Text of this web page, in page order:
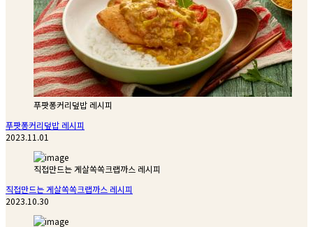
푸팟퐁커리덮밥 레시피
푸팟퐁커리덮밥 레시피
2023.11.01
직접만드는 게살쏙쏙크랩까스 레시피
직접만드는 게살쏙쏙크랩까스 레시피
2023.10.30